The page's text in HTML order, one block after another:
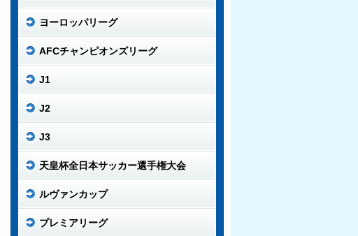
ヨーロッパリーグ
AFCチャンピオンズリーグ
J1
J2
J3
天皇杯全日本サッカー選手権大会
ルヴァンカップ
プレミアリーグ